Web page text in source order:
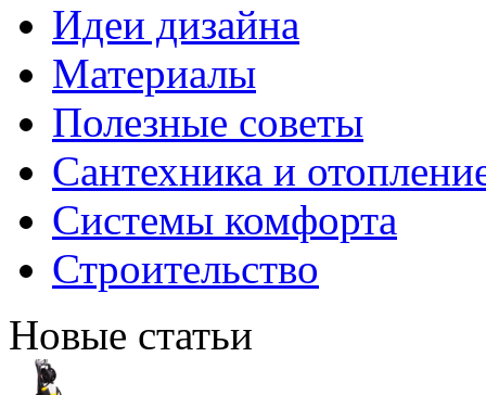
Идеи дизайна
Материалы
Полезные советы
Сантехника и
Системы комфорта
Строительство
Новые статьи